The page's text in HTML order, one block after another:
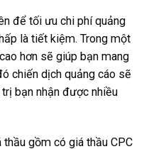
để tối ưu chi phí quảng
là tiết kiệm. Trong một
hơn sẽ giúp bạn mang
chiến dịch quảng cáo sẽ
bạn nhận được nhiều
gồm có giá thầu CPC